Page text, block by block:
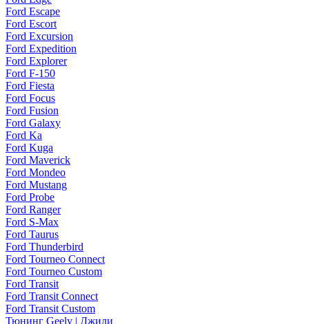
Ford Escape
Ford Escort
Ford Excursion
Ford Expedition
Ford Explorer
Ford F-150
Ford Fiesta
Ford Focus
Ford Fusion
Ford Galaxy
Ford Ka
Ford Kuga
Ford Maverick
Ford Mondeo
Ford Mustang
Ford Probe
Ford Ranger
Ford S-Max
Ford Taurus
Ford Thunderbird
Ford Tourneo Connect
Ford Tourneo Custom
Ford Transit
Ford Transit Connect
Ford Transit Custom
Тюнинг Geely | Джили